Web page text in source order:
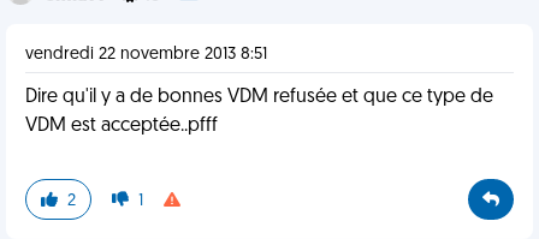
vendredi 22 novembre 2013 8:51
Dire qu'il y a de bonnes VDM refusée et que ce type de
VDM est acceptée..pfff
2 1